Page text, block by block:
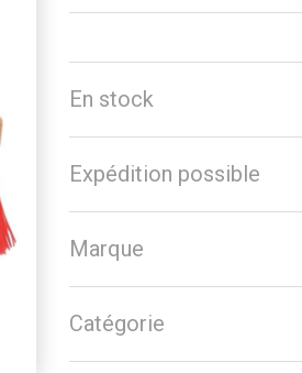
En stock
Expédition possible
Marque
Catégorie